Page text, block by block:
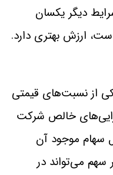
ديگر يكسان
از نسبت‌های ‌قيمتی
خالص شركت
سهام موجود آن
می‌تواند در